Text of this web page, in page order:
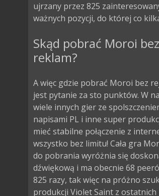
ujrzany przez 825
ważnych pozycji, do której co
Skąd pobrać Moroi
reklam?
A więc gdzie pobrać Moroi bez
jest pytanie za sto punktów. W
wiele innych gier ze
napisami PL i inne super
mieć stabilne połączenie z
wszystko bez limitu! Cała gra
do pobrania wyróżnia się
dźwiękową i ma obecnie 68
825 razy, tak więc na próżno
produkcji Violet Saint z ostatnich